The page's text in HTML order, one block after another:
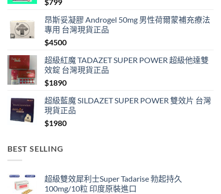
昂斯妥凝膠 Androgel 50mg 男性荷爾蒙補充療法
專用 台灣現貨正品
$4500
超級紅魔 TADAZET SUPER POWER 超級他達雙
效錠 台灣現貨正品
$1890
超級藍魔 SILDAZET SUPER POWER 雙效片 台灣
現貨正品
$1980
BEST SELLING
超級雙效犀利士Super Tadarise 勃起持久
100mg/10粒 印度原裝進口